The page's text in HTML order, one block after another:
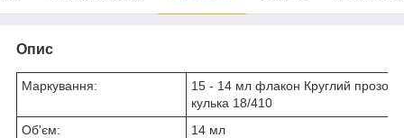
Опис
Маркування:
15 - 14 мл флакон Круглий
кулька 18/410
Об'єм:
14 мл